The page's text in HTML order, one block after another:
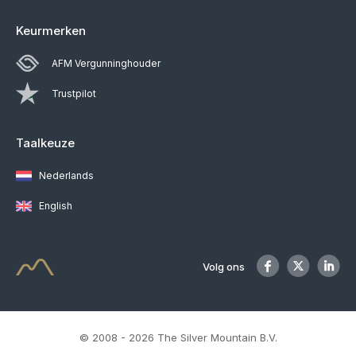
Keurmerken
AFM Vergunninghouder
Trustpilot
Taalkeuze
Nederlands
English
Volg ons
© 2008 - 2026 The Silver Mountain B.V.